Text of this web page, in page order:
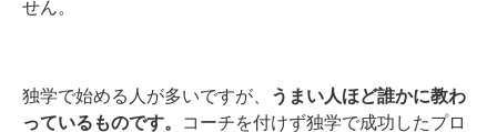
せん。
独学で始める人が多いですが、
うまい人ほど誰かに教わ
っているものです。
コーチを付けず独学で成功したプロ